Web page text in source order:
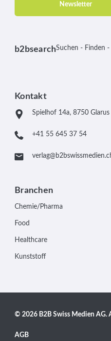
Newsletter
b2bsearchSuchen - Finden -
Kontakt
Spielhof 14a, 8750 Glarus
+41 55 645 37 54
Branchen
Chemie/Pharma
Food
Healthcare
Kunststoff
© 2026 B2B Swiss Medien AG.
AGB